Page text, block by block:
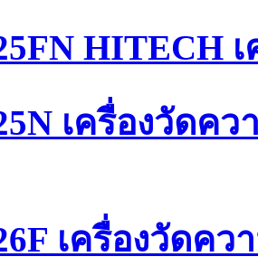
HITECH
เครื่องวัดค
เครื่องวัดคว